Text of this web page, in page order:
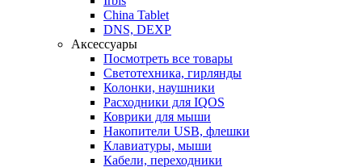
China Tablet
DNS, DEXP
Аксессуары
Посмотреть все товары
Светотехника, гирлянды
Колонки, наушники
Расходники для IQOS
Коврики для мыши
Накопители USB, флешки
Клавиатуры, мыши
Кабели, переходники